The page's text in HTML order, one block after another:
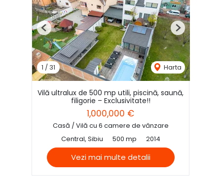
1 / 31 Harta
Previous Next
Vilă ultralux de 500 mp utili, piscină, saună,
filigorie – Exclusivitate!!
1,000,000 €
Casă / Vilă cu 6 camere de vânzare
Central, Sibiu
500 mp 2014
Vezi mai multe detalii